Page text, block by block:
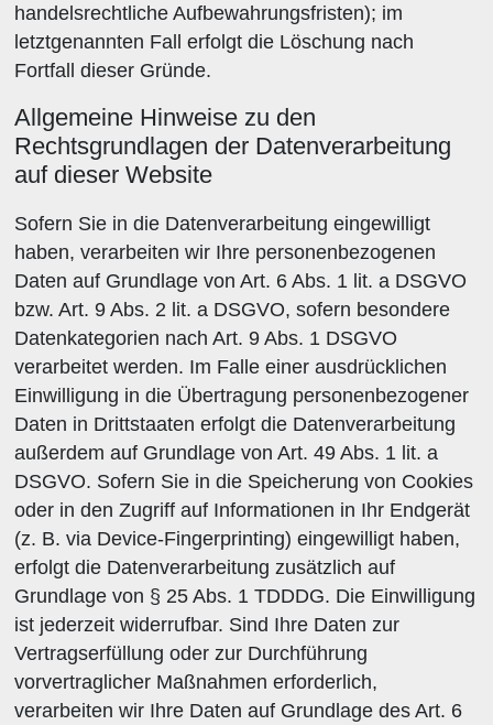
handelsrechtliche Aufbewahrungsfristen); im
letztgenannten Fall erfolgt die Löschung nach
Fortfall dieser Gründe.
Allgemeine Hinweise zu den
Rechtsgrundlagen der Datenverarbeitung
auf dieser Website
Sofern Sie in die Datenverarbeitung eingewilligt
haben, verarbeiten wir Ihre personenbezogenen
Daten auf Grundlage von Art. 6 Abs. 1 lit. a DSGVO
bzw. Art. 9 Abs. 2 lit. a DSGVO, sofern besondere
Datenkategorien nach Art. 9 Abs. 1 DSGVO
verarbeitet werden. Im Falle einer ausdrücklichen
Einwilligung in die Übertragung personenbezogener
Daten in Drittstaaten erfolgt die Datenverarbeitung
außerdem auf Grundlage von Art. 49 Abs. 1 lit. a
DSGVO. Sofern Sie in die Speicherung von Cookies
oder in den Zugriff auf Informationen in Ihr Endgerät
(z. B. via Device-Fingerprinting) eingewilligt haben,
erfolgt die Datenverarbeitung zusätzlich auf
Grundlage von § 25 Abs. 1 TDDDG. Die Einwilligung
ist jederzeit widerrufbar. Sind Ihre Daten zur
Vertragserfüllung oder zur Durchführung
vorvertraglicher Maßnahmen erforderlich,
verarbeiten wir Ihre Daten auf Grundlage des Art. 6